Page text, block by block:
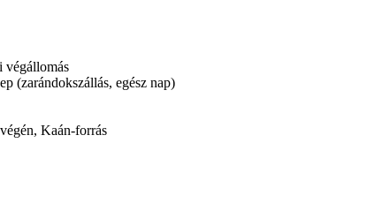
végállomás
(zarándokszállás, egész nap)
Kaán-forrás